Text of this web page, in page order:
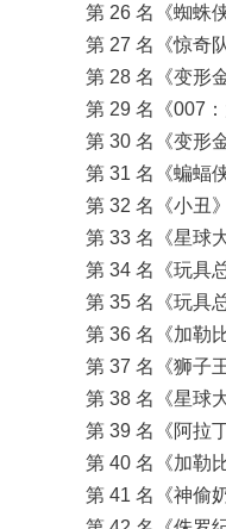
第 26 名《蜘蛛
第 27 名《惊奇
第 28 名《变形
第 29 名《007
第 30 名《变形
第 31 名《蝙蝠
第 32 名《小丑
第 33 名《星球
第 34 名《玩具
第 35 名《玩具
第 36 名《加勒
第 37 名《狮子
第 38 名《星球
第 39 名《阿拉
第 40 名《加勒
第 41 名《神偷